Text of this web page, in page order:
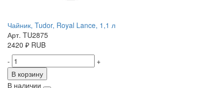
Чайник, Tudor, Royal Lance, 1,1 л
Арт. TU2875
2420 ₽ RUB
-
+
В корзину
В наличии